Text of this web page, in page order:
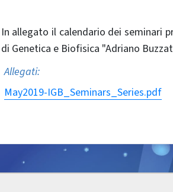
In allegato il calendario dei seminari
di Genetica e Biofisica "Adriano
Allegati:
May2019-IGB_Seminars_Series.pdf